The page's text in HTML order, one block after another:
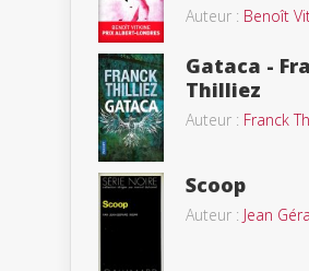
Auteur : Benoît
Gataca -
Thilliez
Auteur : Franck
Scoop
Auteur : Jean